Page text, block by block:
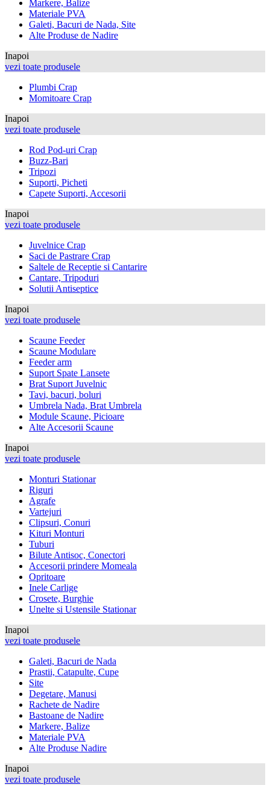
Markere, Balize
Materiale PVA
Galeti, Bacuri de Nada, Site
Alte Produse de Nadire
Inapoi
vezi toate produsele
Plumbi Crap
Momitoare Crap
Inapoi
vezi toate produsele
Rod Pod-uri Crap
Buzz-Bari
Tripozi
Suporti, Picheti
Capete Suporti, Accesorii
Inapoi
vezi toate produsele
Juvelnice Crap
Saci de Pastrare Crap
Saltele de Receptie si Cantarire
Cantare, Tripoduri
Solutii Antiseptice
Inapoi
vezi toate produsele
Scaune Feeder
Scaune Modulare
Feeder arm
Suport Spate Lansete
Brat Suport Juvelnic
Tavi, bacuri, boluri
Umbrela Nada, Brat Umbrela
Module Scaune, Picioare
Alte Accesorii Scaune
Inapoi
vezi toate produsele
Monturi Stationar
Riguri
Agrafe
Vartejuri
Clipsuri, Conuri
Kituri Monturi
Tuburi
Bilute Antisoc, Conectori
Accesorii prindere Momeala
Opritoare
Inele Carlige
Crosete, Burghie
Unelte si Ustensile Stationar
Inapoi
vezi toate produsele
Galeti, Bacuri de Nada
Prastii, Catapulte, Cupe
Site
Degetare, Manusi
Rachete de Nadire
Bastoane de Nadire
Markere, Balize
Materiale PVA
Alte Produse Nadire
Inapoi
vezi toate produsele